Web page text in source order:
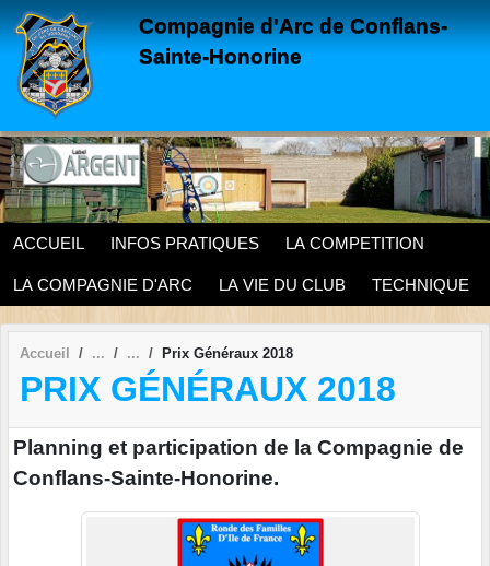
Compagnie d'Arc de Conflans-
Sainte-Honorine
ACCUEIL INFOS PRATIQUES LA COMPETITION
LA COMPAGNIE D'ARC LA VIE DU CLUB TECHNIQUE
Accueil Prix Généraux 2018
PRIX GÉNÉRAUX 2018
Planning et participation de la Compagnie de
Conflans-Sainte-Honorine.
Panneau de gestion des cookies